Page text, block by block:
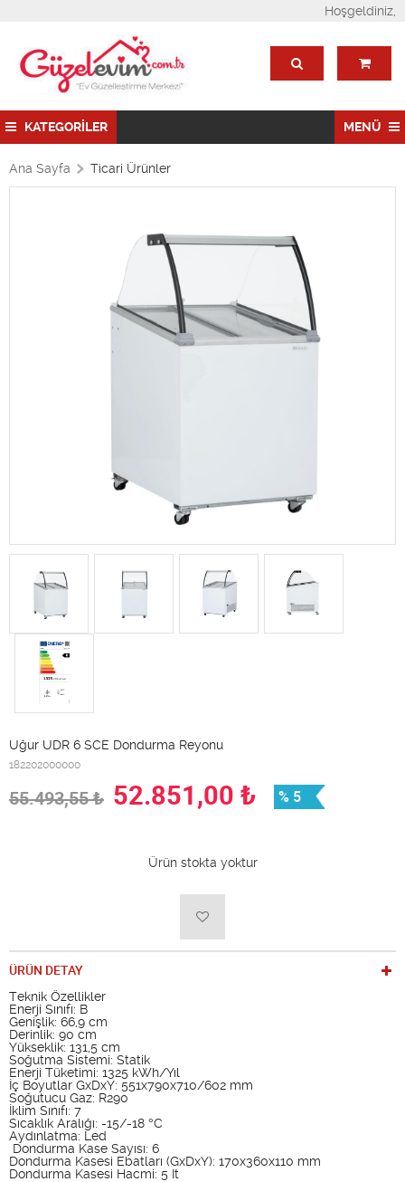
Hoşgeldiniz,
KATEGORİLER MENÜ
Ana Sayfa Ticari Ürünler
Uğur UDR 6 SCE Dondurma Reyonu
182202000000
55.493,55₺ 52.851,00 ₺ % 5
Ürün stokta yoktur
ÜRÜN DETAY
Teknik Özellikler
Enerji Sınıfı: B
Genişlik: 66,9 cm
Derinlik: 90 cm
Yükseklik: 131,5 cm
Soğutma Sistemi: Statik
Enerji Tüketimi: 1325 kWh/Yıl
İç Boyutlar GxDxY: 551x790x710/602 mm
Soğutucu Gaz: R290
İklim Sınıfı: 7
Sıcaklık Aralığı: -15/-18 °C
Aydınlatma: Led
Dondurma Kase Sayısı: 6
Dondurma Kasesi Ebatları (GxDxY): 170x360x110 mm
Dondurma Kasesi Hacmi: 5 It